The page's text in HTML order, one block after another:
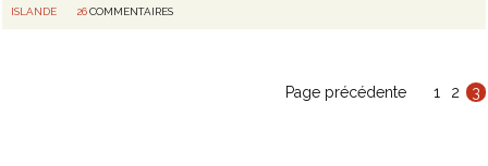
ISLANDE
26 COMMENTAIRES
Page précédente 1 2 3